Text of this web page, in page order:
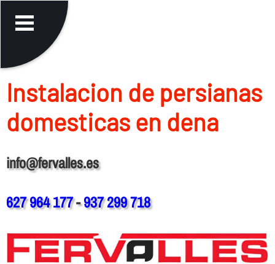
Instalacion de persianas
domesticas en dena
info@fervalles.es
627 964 177-937 299 718